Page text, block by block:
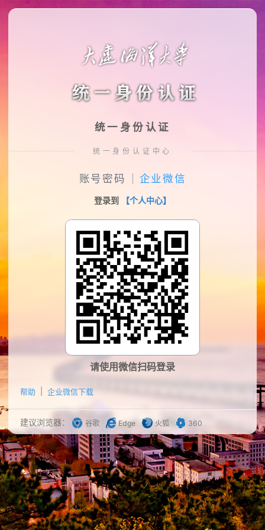
统一身份认证
统一身份认证中心
账号密码 企业微信
登录到 【个人中心】
请使用微信扫码登录
帮助 企业微信下载
建议浏览器： 谷歌 Edge 火狐 360